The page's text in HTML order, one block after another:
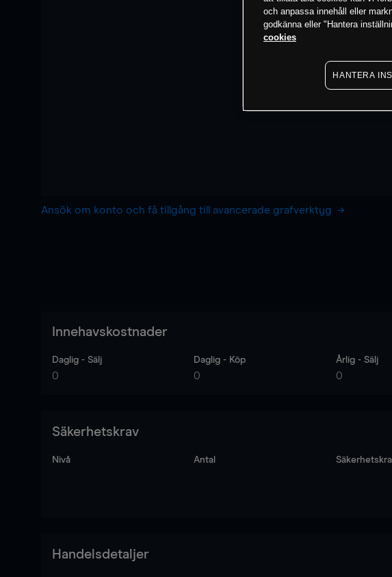
Ansök om konto och få tillgång till avancerade grafverktyg
Innehavskostnader
Daglig - Sälj
0
Daglig - Köp
0
Årlig - Sälj
0
Säkerhetskrav
Nivå Antal
Handelsdetaljer
och anpassa innehåll eller
godkänna eller "Hantera
cookies
HANTERA